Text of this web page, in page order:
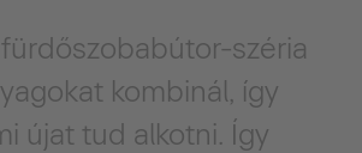
széria
kombinál, így
újat tud alkotni. Így